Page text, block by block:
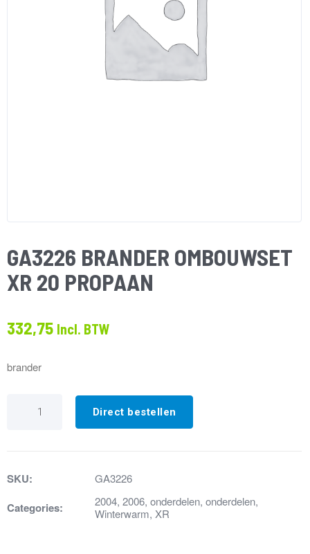
GA3226 BRANDER OMBOUWSET
XR 20 PROPAAN
332,75 Incl. BTW
brander
BRANDER
OMBOUWSET
aantal
Direct bestellen
SKU: GA3226
Categories: 2004, 2006, onderdelen, onderdelen,
Winterwarm, XR